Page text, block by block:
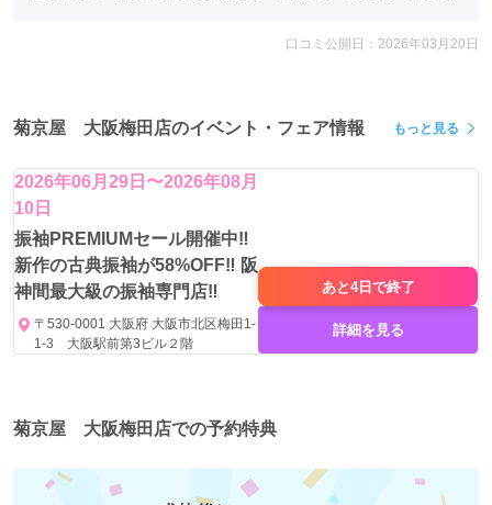
口コミ公開日：2026年03月20日
菊京屋 大阪梅田店のイベント・フェア情報 もっと見る
2026年06月29日〜2026年08月
10日
振袖PREMIUMセール開催中‼️
新作の古典振袖が58%OFF‼️ 阪
神間最大級の振袖専門店‼
〒530-0001 大阪府 大阪市北区梅田1-
1-3 大阪駅前第3ビル２階
あと4日で終了
詳細を見る
菊京屋 大阪梅田店での予約特典